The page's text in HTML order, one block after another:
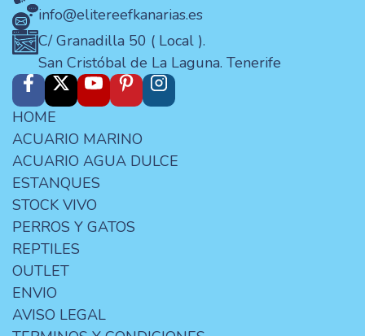
info@elitereefkanarias.es
C/ Granadilla 50 ( Local ).
San Cristóbal de La Laguna. Tenerife
HOME
ACUARIO MARINO
ACUARIO AGUA DULCE
ESTANQUES
STOCK VIVO
PERROS Y GATOS
REPTILES
OUTLET
ENVIO
AVISO LEGAL